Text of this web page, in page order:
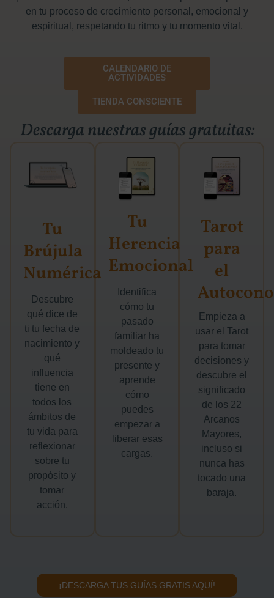
en tu proceso de crecimiento personal, emocional y
espiritual, respetando tu ritmo y tu momento vital.
CALENDARIO DE
ACTIVIDADES
TIENDA CONSCIENTE
Descarga nuestras guías gratuitas:
Tu
Brújula
Numérica
Descubre
qué dice de
ti tu fecha de
nacimiento y
qué
influencia
tiene en
todos los
ámbitos de
tu vida para
reflexionar
sobre tu
propósito y
tomar
acción.
Tu
Herencia
Emocional
Identifica
cómo tu
pasado
familiar ha
moldeado tu
presente y
aprende
cómo
puedes
empezar a
liberar esas
cargas.
Tarot
para
el
Empieza a
usar el Tarot
para tomar
decisiones y
descubre el
significado
de los 22
Arcanos
Mayores,
incluso si
nunca has
tocado una
baraja.
¡DESCARGA TUS GUÍAS GRATIS AQUÍ!